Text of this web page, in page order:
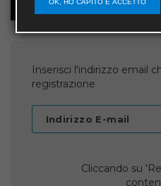
Recupera username
Inserisci l'indirizzo email
registrazione
Indirizzo E-mail
Cliccando su
OK, HO CAPITO E ACCETTO